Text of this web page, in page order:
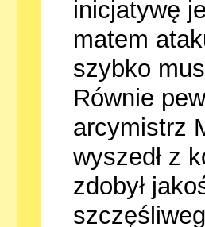
inicjatywę
matem
szybko
Równie
arcymistrz
wyszedł z
zdobył